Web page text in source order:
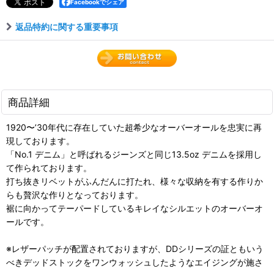
Facebookでシェア
返品特約に関する重要事項
商品詳細
1920〜’30年代に存在していた超希少なオーバーオールを忠実に再
現しております。
「No.1 デニム」と呼ばれるジーンズと同じ13.5oz デニムを採用し
て作られております。
打ち抜きリベットがふんだんに打たれ、様々な収納を有する作りか
らも贅沢な作りとなっております。
裾に向かってテーパードしているキレイなシルエットのオーバーオ
ールです。
※レザーパッチが配置されておりますが、DDシリーズの証ともいう
べきデッドストックをワンウォッシュしたようなエイジングが施さ